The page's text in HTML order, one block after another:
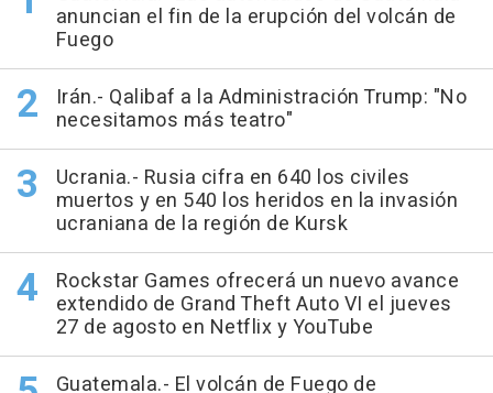
anuncian el fin de la erupción del volcán de
Fuego
Irán.- Qalibaf a la Administración Trump: "No
necesitamos más teatro"
Ucrania.- Rusia cifra en 640 los civiles
muertos y en 540 los heridos en la invasión
ucraniana de la región de Kursk
Rockstar Games ofrecerá un nuevo avance
extendido de Grand Theft Auto VI el jueves
27 de agosto en Netflix y YouTube
Guatemala.- El volcán de Fuego de